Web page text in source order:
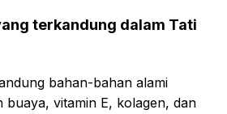
terkandung dalam Tati
bahan-bahan alami
buaya, vitamin E, kolagen, dan